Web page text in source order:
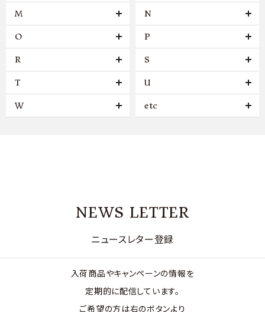
M N
O P
R S
T U
W etc
NEWS LETTER
ニュースレター登録
入荷商品やキャンペーンの情報を
定期的に配信しています。
ご希望の方は右のボタンより